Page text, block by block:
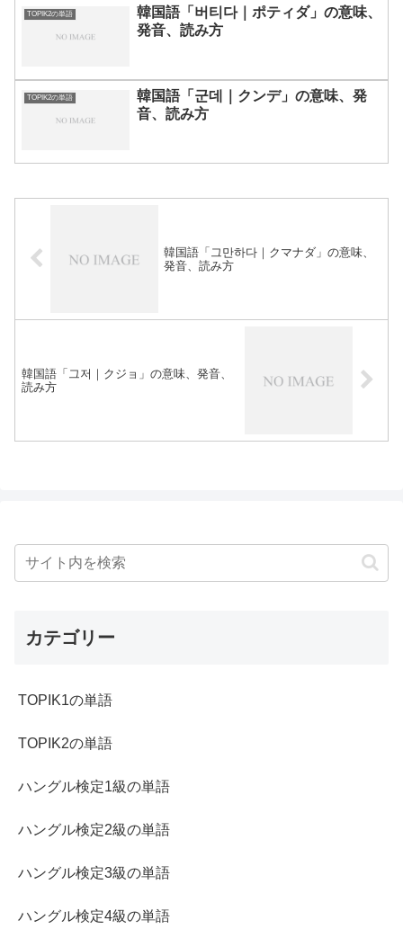
TOPIK2の単語
韓国語「버티다｜ポティダ」の意味、
発音、読み方
TOPIK2の単語
韓国語「군데｜クンデ」の意味、発
音、読み方
韓国語「그만하다｜クマナダ」の意味、
発音、読み方
韓国語「그저｜クジョ」の意味、発音、
読み方
カテゴリー
TOPIK1の単語
TOPIK2の単語
ハングル検定1級の単語
ハングル検定2級の単語
ハングル検定3級の単語
ハングル検定4級の単語